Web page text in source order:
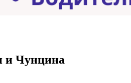
и Чунцина